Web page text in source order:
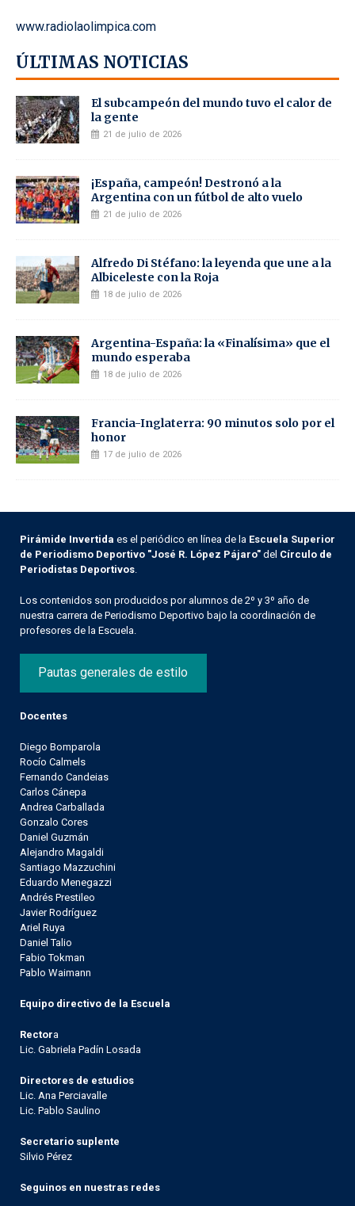
www.radiolaolimpica.com
ÚLTIMAS NOTICIAS
El subcampeón del mundo tuvo el calor de
la gente
21 de julio de 2026
¡España, campeón! Destronó a la
Argentina con un fútbol de alto vuelo
21 de julio de 2026
Alfredo Di Stéfano: la leyenda que une a la
Albiceleste con la Roja
18 de julio de 2026
Argentina-España: la «Finalísima» que el
mundo esperaba
18 de julio de 2026
Francia-Inglaterra: 90 minutos solo por el
honor
17 de julio de 2026
Pirámide Invertida es el periódico en línea de la Escuela Superior
de Periodismo Deportivo "José R. López Pájaro" del Círculo de
Periodistas Deportivos
Los contenidos son producidos por alumnos de 2º y 3º año de
nuestra carrera de Periodismo Deportivo bajo la coordinación de
profesores de la Escuela.
Pautas generales de estilo
Docentes
Diego Bomparola
Rocío Calmels
Fernando Candeias
Carlos Cánepa
Andrea Carballada
Gonzalo Cores
Daniel Guzmán
Alejandro Magaldi
Santiago Mazzuchini
Eduardo Menegazzi
Andrés Prestileo
Javier Rodríguez
Ariel Ruya
Daniel Talio
Fabio Tokman
Pablo Waimann
Equipo directivo de la Escuela
Rectora
Lic. Gabriela Padín Losada
Directores de estudios
Lic. Ana Perciavalle
Lic. Pablo Saulino
Secretario suplente
Silvio Pérez
Seguinos en nuestras redes